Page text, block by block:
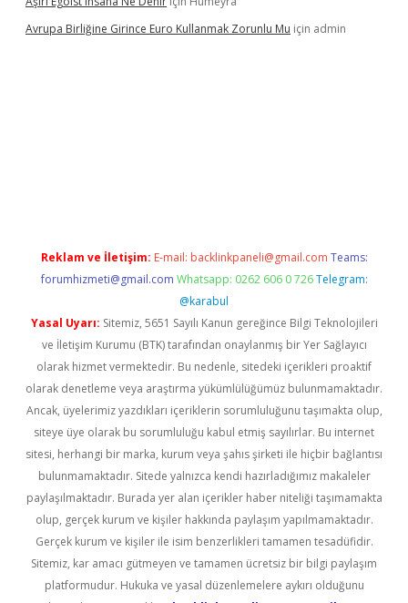
Avrupa Birliğine Girince Euro Kullanmak Zorunlu Mu için admin
Reklam ve İletişim: E-mail: backlinkpaneli@gmail.com Teams:
forumhizmeti@gmail.com Whatsapp: 0262 606 0 726 Telegram:
@karabul
Yasal Uyarı: Sitemiz, 5651 Sayılı Kanun gereğince Bilgi Teknolojileri
ve İletişim Kurumu (BTK) tarafından onaylanmış bir Yer Sağlayıcı
olarak hizmet vermektedir. Bu nedenle, sitedeki içerikleri proaktif
olarak denetleme veya araştırma yükümlülüğümüz bulunmamaktadır.
Ancak, üyelerimiz yazdıkları içeriklerin sorumluluğunu taşımakta olup,
siteye üye olarak bu sorumluluğu kabul etmiş sayılırlar. Bu internet
sitesi, herhangi bir marka, kurum veya şahıs şirketi ile hiçbir bağlantısı
bulunmamaktadır. Sitede yalnızca kendi hazırladığımız makaleler
paylaşılmaktadır. Burada yer alan içerikler haber niteliği taşımamakta
olup, gerçek kurum ve kişiler hakkında paylaşım yapılmamaktadır.
Gerçek kurum ve kişiler ile isim benzerlikleri tamamen tesadüfidir.
Sitemiz, kar amacı gütmeyen ve tamamen ücretsiz bir bilgi paylaşım
platformudur. Hukuka ve yasal düzenlemelere aykırı olduğunu